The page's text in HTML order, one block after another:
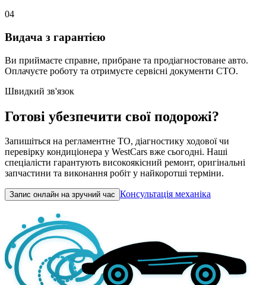
04
Видача з гарантією
Ви приймаєте справне, прибране та продіагностоване авто.
Оплачуєте роботу та отримуєте сервісні документи СТО.
Швидкий зв'язок
Готові убезпечити свої подорожі?
Запишіться на регламентне ТО, діагностику ходової чи
перевірку кондиціонера у WestCars вже сьогодні. Наші
спеціалісти гарантують високоякісний ремонт, оригінальні
запчастини та виконання робіт у найкоротші терміни.
Запис онлайн на зручний час Консультація механіка